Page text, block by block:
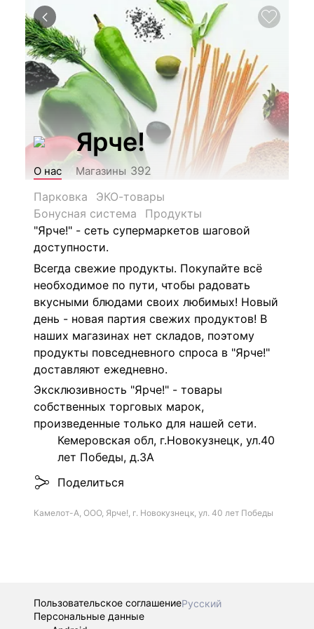
Ярче!
О нас Магазины 392
Парковка
ЭКО-товары
Бонусная система
Продукты
"Ярче!" - сеть супермаркетов шаговой
доступности.
Всегда свежие продукты. Покупайте всё
необходимое по пути, чтобы радовать
вкусными блюдами своих любимых! Новый
день - новая партия свежих продуктов! В
наших магазинах нет складов, поэтому
продукты повседневного спроса в "Ярче!"
доставляют ежедневно.
Эксклюзивность "Ярче!" - товары
собственных торговых марок,
произведенные только для нашей сети.
Кемеровская обл, г.Новокузнецк, ул.40
лет Победы, д.3А
Поделиться
Камелот-А, ООО, Ярче!, г. Новокузнецк, ул. 40 лет Победы
Пользовательское соглашениеРусский
Персональные данные